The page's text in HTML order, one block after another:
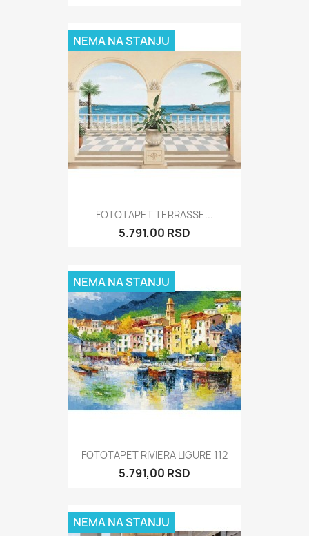
FOTOTAPET TERRASSE...
5.791,00 RSD
NEMA NA STANJU
FOTOTAPET RIVIERA LIGURE 112
5.791,00 RSD
NEMA NA STANJU
NEMA NA STANJU